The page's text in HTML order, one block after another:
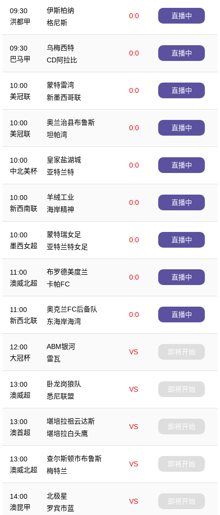
09:30
洪都甲
伊斯柏纳
0:0
格尼斯
直播中
09:30
巴马甲
乌梅西特
0:0
CD阿拉比
直播中
10:00
美冠联
蒙特雷湾
0:0
新墨西哥联
直播中
10:00
美冠联
奥兰治县布鲁斯
0:0
坦帕湾
直播中
10:00
中北美杯
皇家盐湖城
0:0
亚特兰特
直播中
10:00
新西南联
羊绒工业
0:0
海岸精神
直播中
10:00
墨西女超
蒙特瑞女足
0:0
亚特兰特女足
直播中
11:00
澳威北超
布罗德美度兰
0:0
卡帕FC
直播中
11:00
新西北联
奥克兰FC后备队
0:0
东海岸海湾
直播中
12:00
大冠杯
ABM银河
VS
雷瓦
即将开始
13:00
澳威超
卧龙岗狼队
VS
悉尼联盟
即将开始
13:00
澳首超
堪培拉祖云达斯
VS
堪培拉白头鹰
即将开始
13:00
澳威北超
查尔斯顿市布鲁斯
VS
梅特兰
即将开始
14:00
澳昆甲
北极星
VS
罗宾市蓝
即将开始